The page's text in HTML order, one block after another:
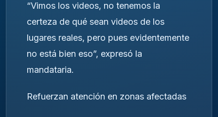
“Vimos los videos, no tenemos la
certeza de qué sean videos de los
lugares reales, pero pues evidentemente
no está bien eso”, expresó la
mandataria.
Refuerzan atención en zonas afectadas